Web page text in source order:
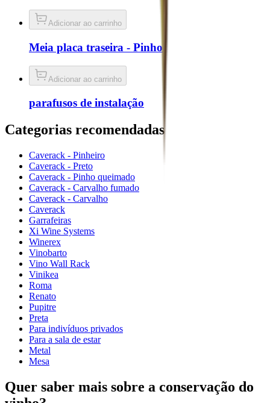
Adicionar ao carrinho
Meia placa traseira - Pinho
Adicionar ao carrinho
parafusos de instalação
Categorias recomendadas
Caverack - Pinheiro
Caverack - Preto
Caverack - Pinho queimado
Caverack - Carvalho fumado
Caverack - Carvalho
Caverack
Garrafeiras
Xi Wine Systems
Winerex
Vinobarto
Vino Wall Rack
Vinikea
Roma
Renato
Pupitre
Preta
Para indivíduos privados
Para a sala de estar
Metal
Mesa
Quer saber mais sobre a conservação do